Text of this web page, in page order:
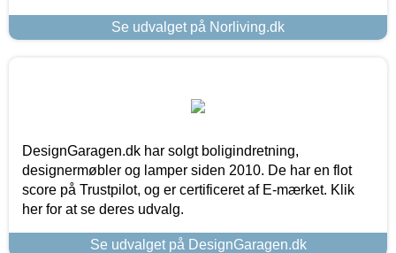
Se udvalget på Norliving.dk
DesignGaragen.dk har solgt boligindretning,
designermøbler og lamper siden 2010. De har en flot
score på Trustpilot, og er certificeret af E-mærket. Klik
her for at se deres udvalg.
Se udvalget på DesignGaragen.dk